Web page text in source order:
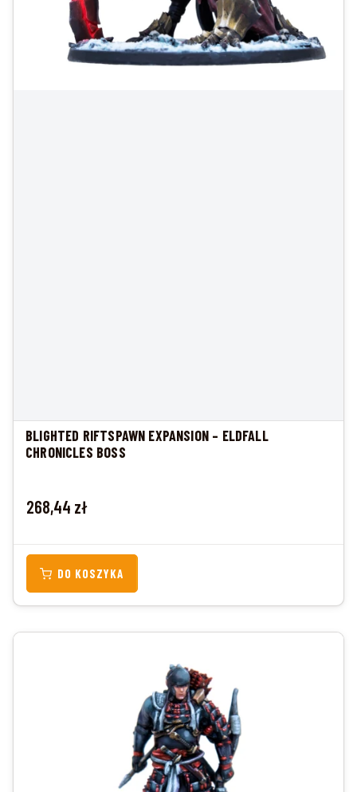
BLIGHTED RIFTSPAWN EXPANSION – ELDFALL
CHRONICLES BOSS
Cena
268,44 zł
DO KOSZYKA